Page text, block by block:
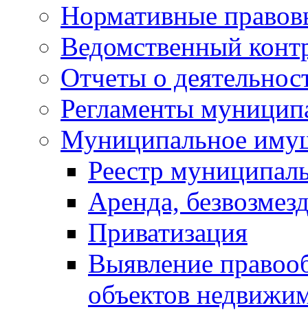
Нормативные
Ведомственный
Отчеты о
Регламенты
Муниципальное
Реестр
Аренда,
Приватизация
Выявление
объектов